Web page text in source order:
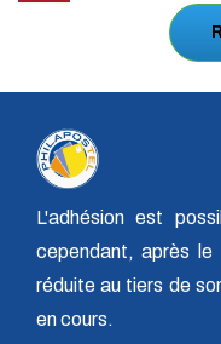
L'adhésion est
cependant, après
réduite au tiers de
en cours.